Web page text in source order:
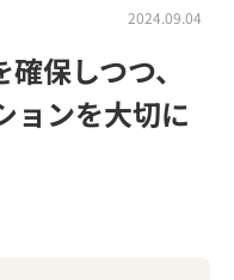
2024.09.04
保しつつ、
ョンを大切に